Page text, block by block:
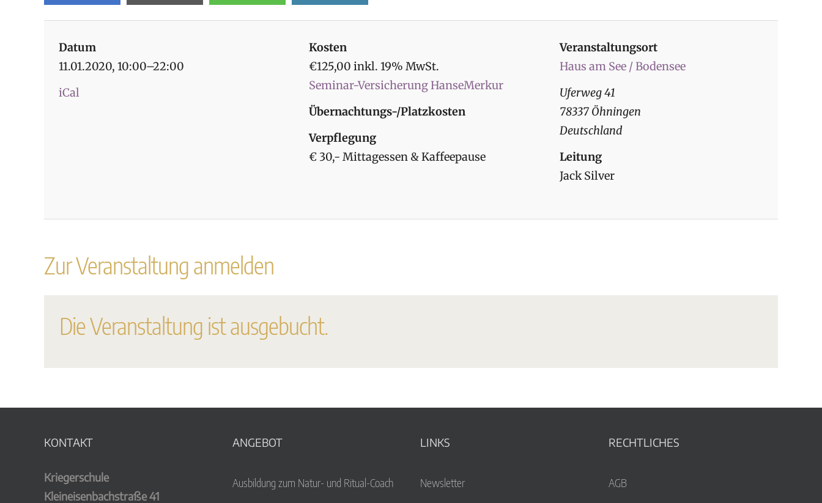
Datum
11.01.2020, 10:00–22:00
iCal
Kosten
€125,00 inkl. 19% MwSt.
Seminar-Versicherung HanseMerkur
Übernachtungs-/Platzkosten
Verpflegung
€ 30,- Mittagessen & Kaffeepause
Veranstaltungsort
Haus am See / Bodensee
Uferweg 41
78337 Öhningen
Deutschland
Leitung
Jack Silver
Zur Veranstaltung anmelden
Die Veranstaltung ist ausgebucht.
KONTAKT
Kriegerschule
Kleineisenbachstraße 41
ANGEBOT
Ausbildung zum Natur- und Ritual-Coach
LINKS
Newsletter
RECHTLICHES
AGB